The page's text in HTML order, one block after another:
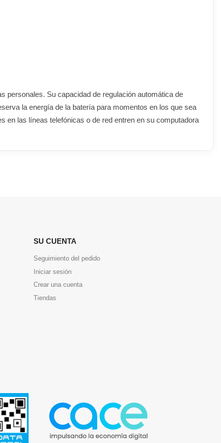
personales. Su capacidad de regulación automática de
la energía de la batería para momentos en los que sea
en las líneas telefónicas o de red entren en su computadora
SU CUENTA
Seguimiento del pedido
Iniciar sesión
Crear una cuenta
Tiendas